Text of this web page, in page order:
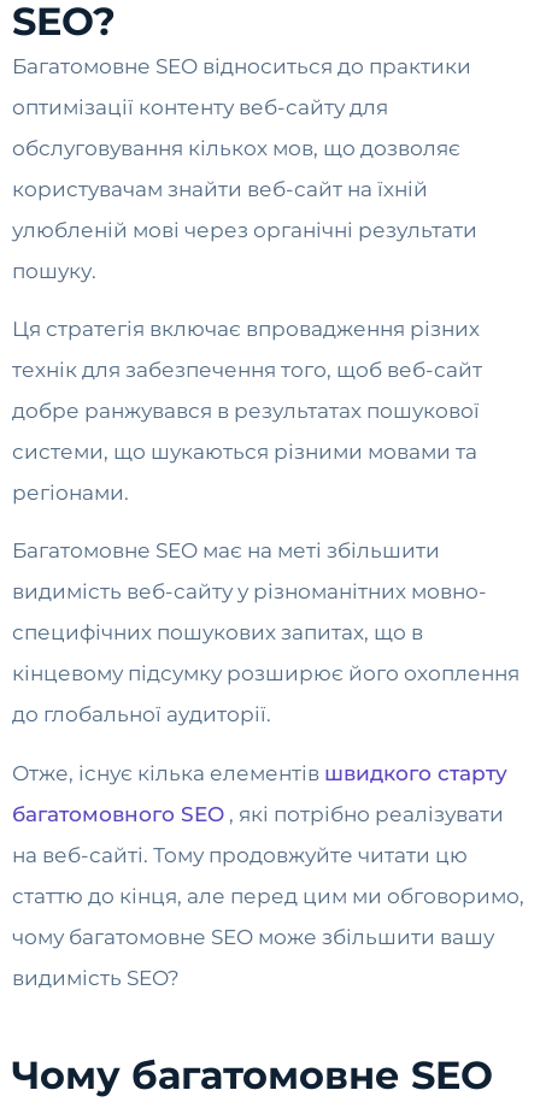
SEO?
Багатомовне SEO відноситься до практики
оптимізації контенту веб-сайту для
обслуговування кількох мов, що дозволяє
користувачам знайти веб-сайт на їхній
улюбленій мові через органічні результати
пошуку.
Ця стратегія включає впровадження різних
технік для забезпечення того, щоб веб-сайт
добре ранжувався в результатах пошукової
системи, що шукаються різними мовами та
регіонами.
Багатомовне SEO має на меті збільшити
видимість веб-сайту у різноманітних мовно-
специфічних пошукових запитах, що в
кінцевому підсумку розширює його охоплення
до глобальної аудиторії.
Отже, існує кілька елементів швидкого старту
багатомовного SEO , які потрібно реалізувати
на веб-сайті. Тому продовжуйте читати цю
статтю до кінця, але перед цим ми обговоримо,
чому багатомовне SEO може збільшити вашу
видимість SEO?
Чому багатомовне SEO